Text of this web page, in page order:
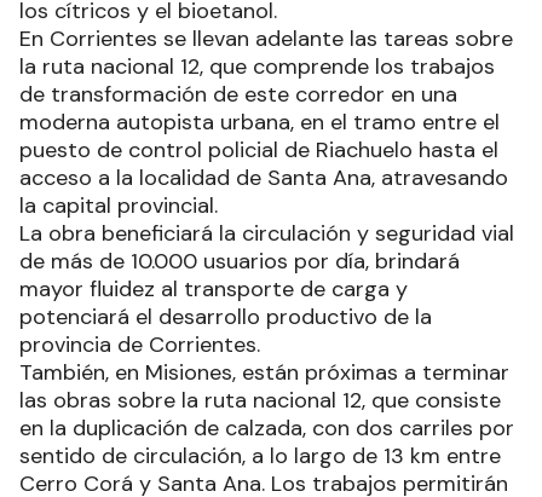
los cítricos y el bioetanol.
En Corrientes se llevan adelante las tareas sobre
la ruta nacional 12, que comprende los trabajos
de transformación de este corredor en una
moderna autopista urbana, en el tramo entre el
puesto de control policial de Riachuelo hasta el
acceso a la localidad de Santa Ana, atravesando
la capital provincial.
La obra beneficiará la circulación y seguridad vial
de más de 10.000 usuarios por día, brindará
mayor fluidez al transporte de carga y
potenciará el desarrollo productivo de la
provincia de Corrientes.
También, en Misiones, están próximas a terminar
las obras sobre la ruta nacional 12, que consiste
en la duplicación de calzada, con dos carriles por
sentido de circulación, a lo largo de 13 km entre
Cerro Corá y Santa Ana. Los trabajos permitirán